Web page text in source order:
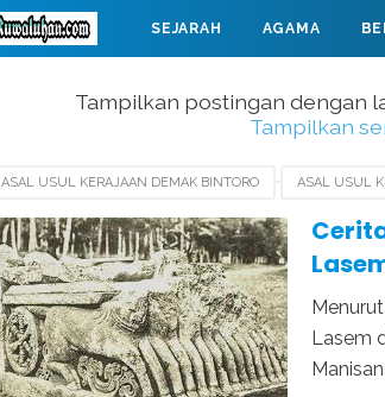
SEJARAH AGAMA
Tampilkan postingan dengan
Tampilkan
ASAL USUL KERAJAAN DEMAK BINTORO ASAL USUL
KERAJAAN MATARAM PENDIRI KERAJAAN MATARAM
SEJARAH KERAJAAN LASEM
Lasem